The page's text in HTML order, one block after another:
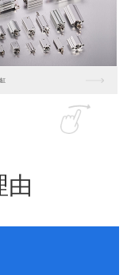
...
由